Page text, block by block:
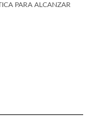
PARA ALCANZAR